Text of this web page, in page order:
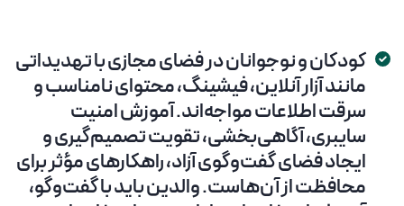
کودکان و نوجوانان در فضای مجازی با تهدیداتی
مانند آزار آنلاین، فیشینگ، محتوای نامناسب و
سرقت اطلاعات مواجه‌اند. آموزش امنیت
سایبری، آگاهی‌بخشی، تقویت تصمیم‌گیری و
ایجاد فضای گفت‌وگوی آزاد، راهکارهای مؤثر برای
محافظت از آن‌هاست. والدین باید با گفت‌وگو،